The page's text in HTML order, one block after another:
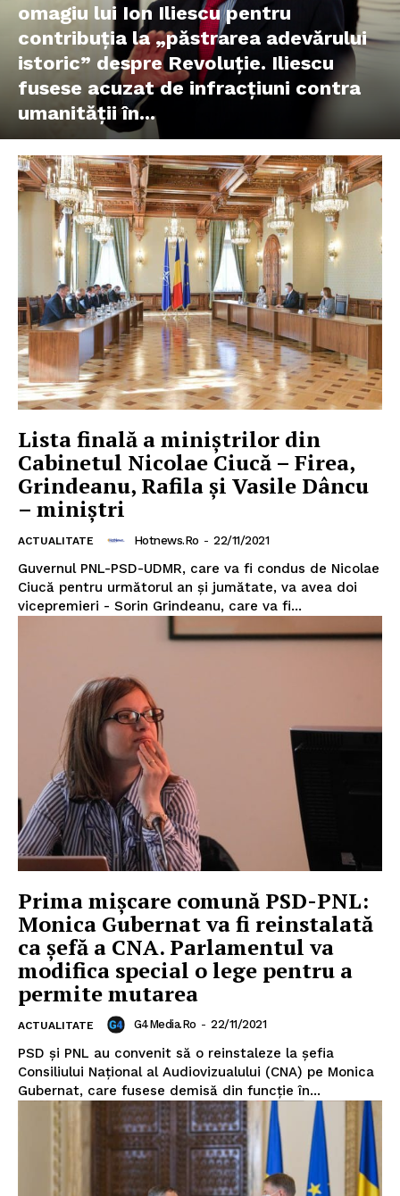
omagiu lui Ion Iliescu pentru
contribuția la „păstrarea adevărului
istoric” despre Revoluție. Iliescu
fusese acuzat de infracțiuni contra
umanității în...
Lista finală a miniștrilor din
Cabinetul Nicolae Ciucă – Firea,
Grindeanu, Rafila și Vasile Dâncu
– miniștri
ACTUALITATE Hotnews.ro - 22/11/2021
Guvernul PNL-PSD-UDMR, care va fi condus de Nicolae
Ciucă pentru următorul an și jumătate, va avea doi
vicepremieri - Sorin Grindeanu, care va fi...
Prima mișcare comună PSD-PNL:
Monica Gubernat va fi reinstalată
ca șefă a CNA. Parlamentul va
modifica special o lege pentru a
permite mutarea
ACTUALITATE G4Media.ro - 22/11/2021
PSD și PNL au convenit să o reinstaleze la șefia
Consiliului Național al Audiovizualului (CNA) pe Monica
Gubernat, care fusese demisă din funcție în...